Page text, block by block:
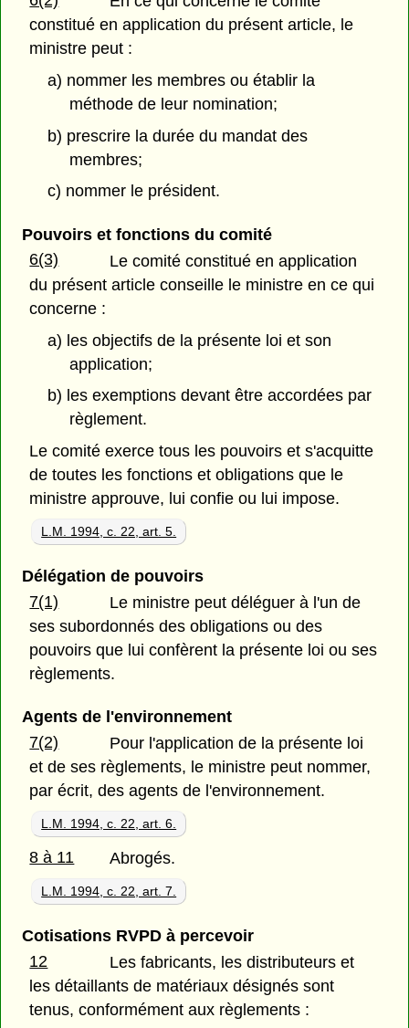
constitué en application du présent article, le
ministre peut :
a) nommer les membres ou établir la
méthode de leur nomination;
b) prescrire la durée du mandat des
membres;
c) nommer le président.
Pouvoirs et fonctions du comité
6(3)
Le comité constitué en application
du présent article conseille le ministre en ce qui
concerne :
a) les objectifs de la présente loi et son
application;
b) les exemptions devant être accordées par
règlement.
Le comité exerce tous les pouvoirs et s'acquitte
de toutes les fonctions et obligations que le
ministre approuve, lui confie ou lui impose.
L.M. 1994, c. 22, art. 5.
Délégation de pouvoirs
7(1)
Le ministre peut déléguer à l'un de
ses subordonnés des obligations ou des
pouvoirs que lui confèrent la présente loi ou ses
règlements.
Agents de l'environnement
7(2)
Pour l'application de la présente loi
et de ses règlements, le ministre peut nommer,
par écrit, des agents de l'environnement.
L.M. 1994, c. 22, art. 6.
8 à 11 Abrogés.
L.M. 1994, c. 22, art. 7.
Cotisations RVPD à percevoir
12
Les fabricants, les distributeurs et
les détaillants de matériaux désignés sont
tenus, conformément aux règlements :